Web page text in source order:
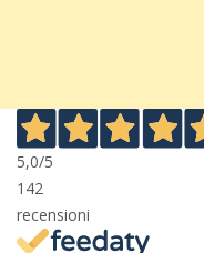
5,0/5
142
recensioni